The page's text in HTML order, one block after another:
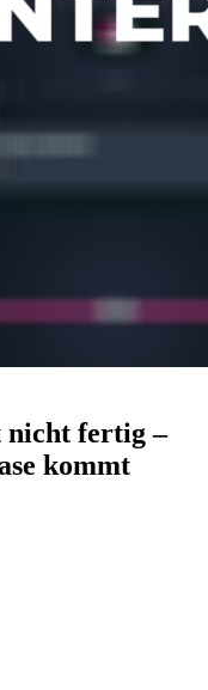
nicht fertig –
kommt